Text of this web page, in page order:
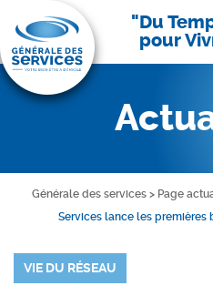
Du
pour
Générale des services> Page
Services lance les premières
VIE DU RÉSEAU